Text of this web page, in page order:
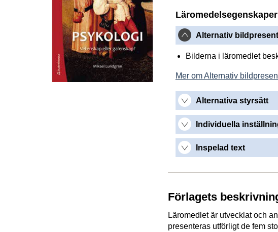
Läromedelsegenskaper
Alternativ
Bilderna i läromedlet
Mer om Alternativ
Alternativa styrsätt
Individuella
Inspelad text
Förlagets
Läromedlet är utvecklat och
presenteras utförligt de fem